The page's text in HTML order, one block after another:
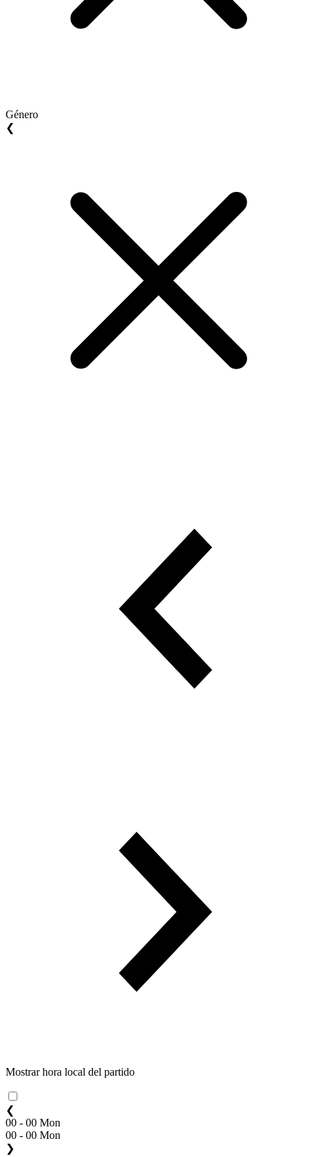
Género
❮
Mostrar hora local del partido
❮
00 - 00 Mon
00 - 00 Mon
❯